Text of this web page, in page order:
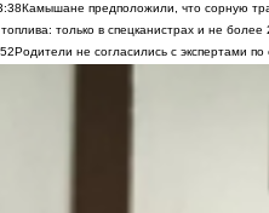
Камышане предположили, что сорную
только в спецканистрах и не
Родители не согласились с экспертами